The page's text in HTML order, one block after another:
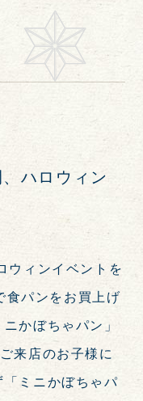
ハロウィン
ウィンイベントを
食パンをお買上げ
かぼちゃパン」
来店のお子様に
ミニかぼちゃパ